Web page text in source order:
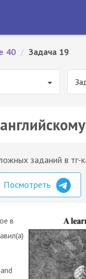
40 / Задача 19
заданий в тг-
Посмотреть
в